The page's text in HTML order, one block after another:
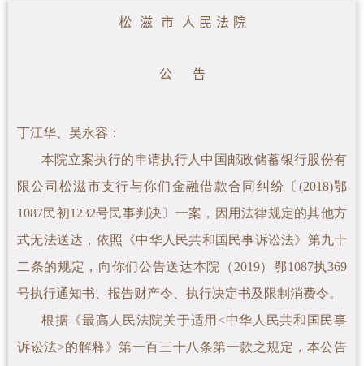
松 滋 市 人 民 法 院
公 告
丁江华、吴永容 ：
本院立案执行的申请执行人中国邮政储蓄银行股份有
限公司松滋市支行与你们金融借款合同纠纷〔(2018)鄂
1087民初1232号民事判决〕一案 ，因用法律规定的其他方
式无法送达，依照《中华人民共和国民事诉讼法》第九十
二条的规定，向你们公告送达本院（2019）鄂1087执369
号执行通知书、报告财产令、 执行决定书及限制消费令。
根据《最高人民法院关于适用<中华人民共和国民事
诉讼法>的解释》第一百三十八条第一款之规定，本公告